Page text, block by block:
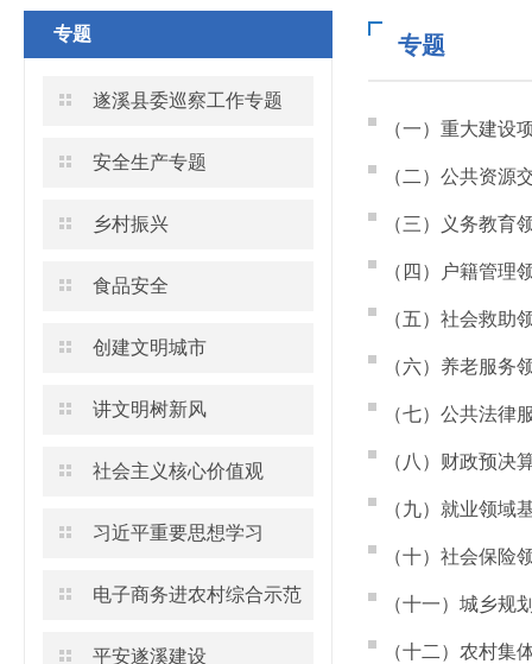
专题
遂溪县委巡察工作专题
安全生产专题
乡村振兴
食品安全
创建文明城市
讲文明树新风
社会主义核心价值观
习近平重要思想学习
电子商务进农村综合示范
平安遂溪建设
专题
（一）重大建设
（二）公共资源
（三）义务教育
（四）户籍管理
（五）社会救助
（六）养老服务
（七）公共法律
（八）财政预决
（九）就业领域
（十）社会保险
（十一）城乡规
（十二）农村集